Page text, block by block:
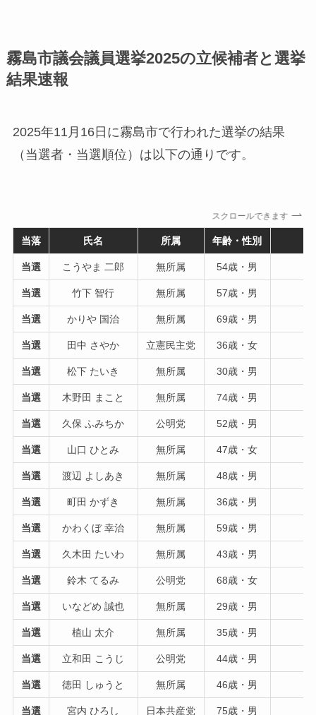
霧島市議会議員選挙2025の立候補者と選挙
結果速報
2025年11月16日に霧島市で行われた選挙の結果
（当選者・当選順位）は以下の通りです。
スクロールできます
当落 氏名 所属 年齢・性別
当選 こうやま 二郎 無所属 54歳・男
当選 竹下 智行 無所属 57歳・男
当選 かりや 国治 無所属 69歳・男
当選 田中 さやか 立憲民主党 36歳・女
当選 松下 たいき 無所属 30歳・男
当選 木野田 まこと 無所属 74歳・男
当選 久保 ふみちか 公明党 52歳・男
当選 山口 ひとみ 無所属 47歳・女
当選 渡辺 よしあき 無所属 48歳・男
当選 町田 かずき 無所属 36歳・男
当選 かわくぼ 幸治 無所属 59歳・男
当選 久木田 たいわ 無所属 43歳・男
当選 鈴木 てるみ 公明党 68歳・女
当選 いなどめ 誠也 無所属 29歳・男
当選 植山 太介 無所属 35歳・男
当選 立和田 こうじ 公明党 44歳・男
当選 徳田 しゅうと 無所属 46歳・男
当選 宮内 ひろし 日本共産党 75歳・男